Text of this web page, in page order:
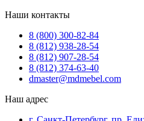
Наши контакты
8 (800) 300-82-84
8 (812) 938-28-54
8 (812) 907-28-54
8 (812) 374-63-40
dmaster@mdmebel.com
Наш адрес